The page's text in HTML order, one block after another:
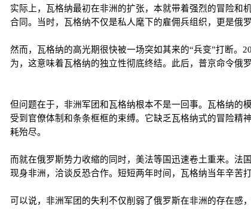
实际上，瓦格纳最初在非洲的扩张，本就带着强烈的冒险和
合同。当时，瓦格纳不仅是私人麾下的雇佣兵组织，更是俄
然而，瓦格纳的高光期很快被一场突如其来的“兵变”打断。
为，这意味着瓦格纳的独立性彻底终结。此后，普京命令俄
但问题在于，非洲军团和瓦格纳根本不是一回事。瓦格纳的
受到官僚体制和条条框框的束缚。它缺乏瓦格纳式的冒险精
耗殆尽。
而就在俄罗斯势力收缩的同时，美法等国迅速卷土重来。法
现身非洲，洽谈反恐合作。短短两年时间，瓦格纳当年辛苦
可以说，非洲军团的失利不仅削弱了俄罗斯在非洲的存在感